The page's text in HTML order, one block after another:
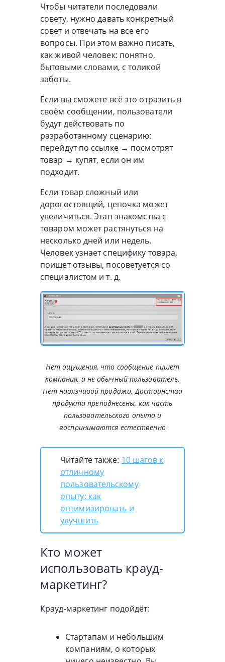
Чтобы читатели последовали
совету, нужно давать конкретный
совет и отвечать на все его
вопросы. При этом важно писать,
как живой человек: понятно,
бытовыми словами, с толикой
заботы.
Если вы сможете всё это отразить в
своём сообщении, пользователи
будут действовать по
разработанному сценарию:
перейдут по ссылке → посмотрят
товар → купят, если он им
подходит.
Если товар сложный или
дорогостоящий, цепочка может
увеличиться. Этап знакомства с
товаром может растянуться на
несколько дней или недель.
Человек узнает специфику товара,
поищет отзывы, посоветуется со
специалистом и т. д.
Нет ощущения, что сообщение пишет
компания, а не обычный пользователь.
Нет навязчивой продажи. Достоинства
продукта преподнесены, как часть
пользовательского опыта и
воспринимаются естественно
Читайте также: 10 шагов к
отличному
пользовательскому
опыту: как
оптимизировать и
улучшить
Кто может
использовать крауд-
маркетинг?
Крауд-маркетинг подойдёт:
Стартапам и небольшим
компаниям, о которых